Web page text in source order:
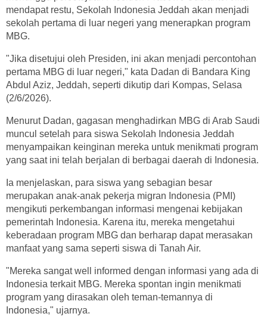
mendapat restu, Sekolah Indonesia Jeddah akan menjadi
sekolah pertama di luar negeri yang menerapkan program
MBG.
"Jika disetujui oleh Presiden, ini akan menjadi percontohan
pertama MBG di luar negeri," kata Dadan di Bandara King
Abdul Aziz, Jeddah, seperti dikutip dari Kompas, Selasa
(2/6/2026).
Menurut Dadan, gagasan menghadirkan MBG di Arab Saudi
muncul setelah para siswa Sekolah Indonesia Jeddah
menyampaikan keinginan mereka untuk menikmati program
yang saat ini telah berjalan di berbagai daerah di Indonesia.
Ia menjelaskan, para siswa yang sebagian besar
merupakan anak-anak pekerja migran Indonesia (PMI)
mengikuti perkembangan informasi mengenai kebijakan
pemerintah Indonesia. Karena itu, mereka mengetahui
keberadaan program MBG dan berharap dapat merasakan
manfaat yang sama seperti siswa di Tanah Air.
"Mereka sangat well informed dengan informasi yang ada di
Indonesia terkait MBG. Mereka spontan ingin menikmati
program yang dirasakan oleh teman-temannya di
Indonesia," ujarnya.